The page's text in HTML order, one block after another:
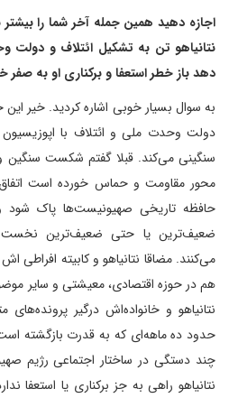
اجازه دهید همین جمله آخر شما را
نتانیاهو تن به تشکیل ائتلاف و دولت
دهد باز خطر استعفا و برکناری او به صفر
به سوال بسیار خوبی اشاره کردید. خیر
دولت وحدت ملی و ائتلاف با
سنگینی می‌کند. قبلا گفتم شکست سنگین و
محور مقاومت و حماس خورده است
حافظه تاریخی صهیونیست‌ها پاک شود
ضعیف‌ترین یا حتی ضعیف‌ترین نخست
می‌کنند. مضاقا نتانیاهو و کابیته
هم در حوزه اقتصادی، معیشتی و سایر
نتانیاهو و خانواده‌اش درگیر
حدود ده ماهه‌ای که به قدرت بازگشته
چند دستگی در ساختار اجتماعی رژیم
نتانیاهو راهی به جز برکناری یا استعفا